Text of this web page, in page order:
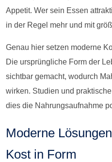
Appetit. Wer sein Essen
in der Regel mehr und mit
Genau hier setzen moderne
Die ursprüngliche Form der
sichtbar gemacht, wodurch
wirken. Studien und
dies die Nahrungsaufnahme
Moderne
Kost in Form